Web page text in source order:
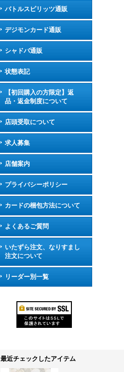
バトルスピリッツ通販
デジモンカード通販
シャドバ通販
状態表記
【初回購入の方限定】返
品・返金制度について
店頭受取について
求人募集
店舗案内
プライバシーポリシー
カードの梱包方法について
よくあるご質問
いたずら注文、なりすまし
注文について
リーダー別一覧
最近チェックしたアイテム